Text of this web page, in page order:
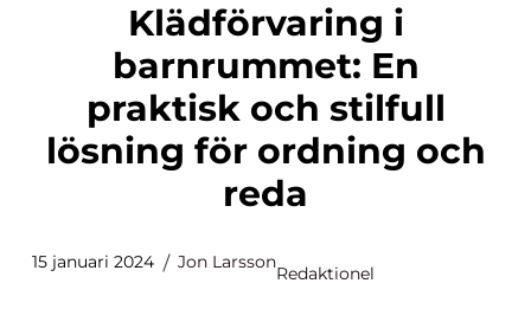
Klädförvaring i
barnrummet: En
praktisk och stilfull
lösning för ordning och
reda
15 januari 2024 Jon Larsson
Redaktionel